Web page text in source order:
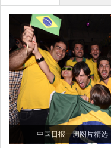
中国日报一周图片精